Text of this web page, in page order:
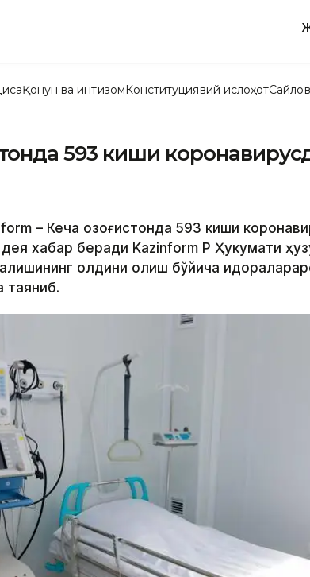
Қонун ва интизомКонституциявий ислоҳот
593 киши
– Кеча Қозоғистонда 593 киши
хабар беради Kazinform ҚР Ҳукумати
олдини олиш бўйича
таяниб.